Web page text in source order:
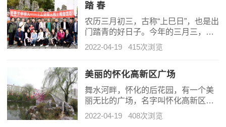
众共同抗击突发疫情。20-23日董事长
尹天宝亲自在疫情防控点做义工，深
知疫情防控工作者和义工们的困难。
就让公司行政部准备了方便面、矿泉
水、八宝粥等防疫物资，送到怀化高
安家园等防控卡点，支援一线抗疫。
踏 春
农历三月初三，古称“上巳日”，也是出
门踏青的好日子。今年的三月三，怀
化市工业园区和企业自由撰稿人组织
一场户外《工业园人报》笔友会。在
时光，偷得浮生一日清闲。园区廖主
任领头组织了市工业园区和企业25位
文学爱好者，去户外交流，访春、赏
春，踏春，享受大自然的风光。
2022-04-19 415次浏览
美丽的怀化高新区广场
舞水河畔，怀化的后花园，有一个美
丽无比的广场，名字叫怀化高新区广
场，它仿佛就是一幅优美动人的画
卷，让人陶醉，让人流连忘返。
2022-04-19 408次浏览